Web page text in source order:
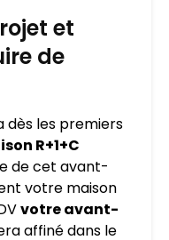
et
de
dès les premiers
R+1+C
de cet avant-
votre maison
votre avant-
affiné dans le